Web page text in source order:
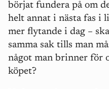
börjat fundera på om
helt annat i nästa fas i
mer flytande i dag –
samma sak tills man
något man brinner för
köpet?